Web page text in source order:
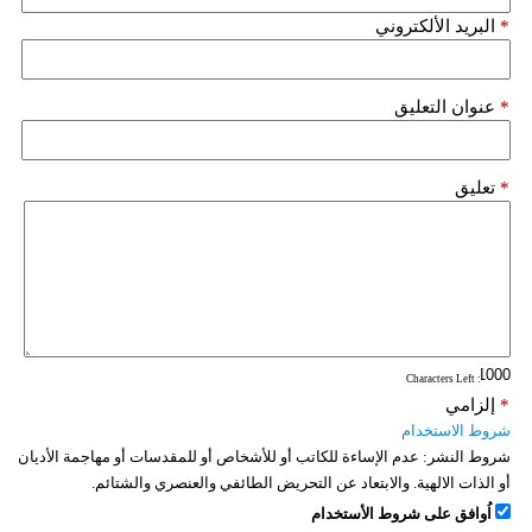
البريد الألكتروني *
عنوان التعليق *
تعليق *
: Characters Left
إلزامي *
شروط الاستخدام
شروط النشر: عدم الإساءة للكاتب أو للأشخاص أو للمقدسات أو مهاجمة الأديان
أو الذات الالهية. والابتعاد عن التحريض الطائفي والعنصري والشتائم.
اُوافق على شروط الأستخدام